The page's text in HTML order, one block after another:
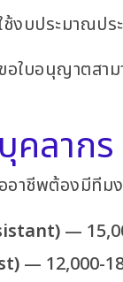
ช้งบประมาณป
ใบอนุญาตสา
คลากร
ชีพต้องมีทีม
—
— 12,000-